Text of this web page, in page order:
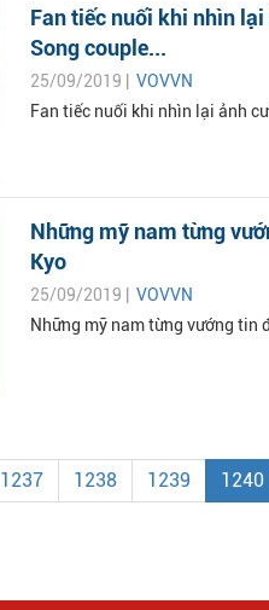
Fan tiếc nuối khi nhìn
Song couple...
25/09/2019 | VOVVN
Fan tiếc nuối khi nhìn lại ảnh
Những mỹ nam từng
Kyo
25/09/2019 | VOVVN
Những mỹ nam từng vướng tin
1237 1238 1239 1240